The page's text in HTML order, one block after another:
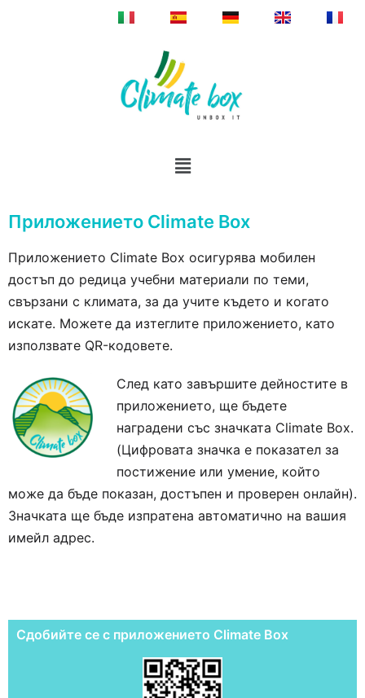
Приложението Climate Box
Приложението Climate Box осигурява мобилен
достъп до редица учебни материали по теми,
свързани с климата, за да учите където и когато
искате. Можете да изтеглите приложението, като
използвате QR-кодовете.
След като завършите дейностите в
приложението, ще бъдете
наградени със значката Climate Box.
(Цифровата значка е показател за
постижение или умение, който
може да бъде показан, достъпен и проверен онлайн).
Значката ще бъде изпратена автоматично на вашия
имейл адрес.
Сдобийте се с приложението Climate Box